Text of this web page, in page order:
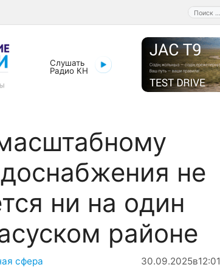
Поиск:
Слушать
Радио КН
не
ни на один
районе
сфера 30.09.2025в12:01